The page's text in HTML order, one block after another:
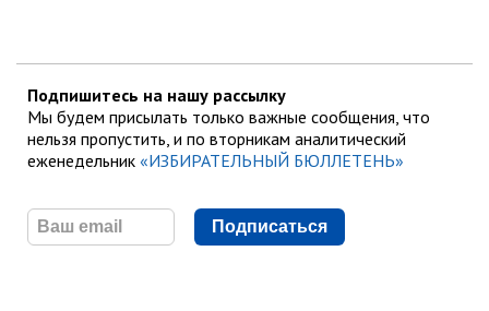
Подпишитесь на нашу рассылку
Мы будем присылать только важные сообщения, что
нельзя пропустить, и по вторникам аналитический
еженедельник «ИЗБИРАТЕЛЬНЫЙ БЮЛЛЕТЕНЬ»
Подписаться